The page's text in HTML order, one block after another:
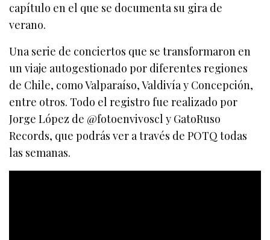
capítulo en el que se documenta su gira de
verano.
Una serie de conciertos que se transformaron en
un viaje autogestionado por diferentes regiones
de Chile, como Valparaíso, Valdivía y Concepción,
entre otros. Todo el registro fue realizado por
Jorge López de @fotoenvivoscl y GatoRuso
Records, que podrás ver a través de POTQ todas
las semanas.